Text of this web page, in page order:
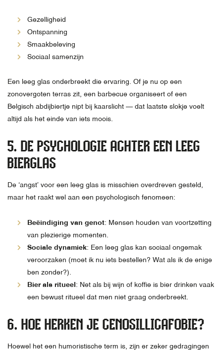
Gezelligheid
Ontspanning
Smaakbeleving
Sociaal samenzijn
Een leeg glas onderbreekt die ervaring. Of je nu op een
zonovergoten terras zit, een barbecue organiseert of een
Belgisch abdijbiertje nipt bij kaarslicht — dat laatste slokje voelt
altijd als het einde van iets moois.
5. DE PSYCHOLOGIE ACHTER EEN LEEG
BIERGLAS
De ‘angst’ voor een leeg glas is misschien overdreven gesteld,
maar het raakt wel aan een psychologisch fenomeen:
Beëindiging van genot: Mensen houden van voortzetting
van plezierige momenten.
Sociale dynamiek: Een leeg glas kan sociaal ongemak
veroorzaken (moet ik nu iets bestellen? Wat als ik de enige
ben zonder?).
Bier als ritueel: Net als bij wijn of koffie is bier drinken vaak
een bewust ritueel dat men niet graag onderbreekt.
6. HOE HERKEN JE CENOSILLICAFOBIE?
Hoewel het een humoristische term is, zijn er zeker gedragingen